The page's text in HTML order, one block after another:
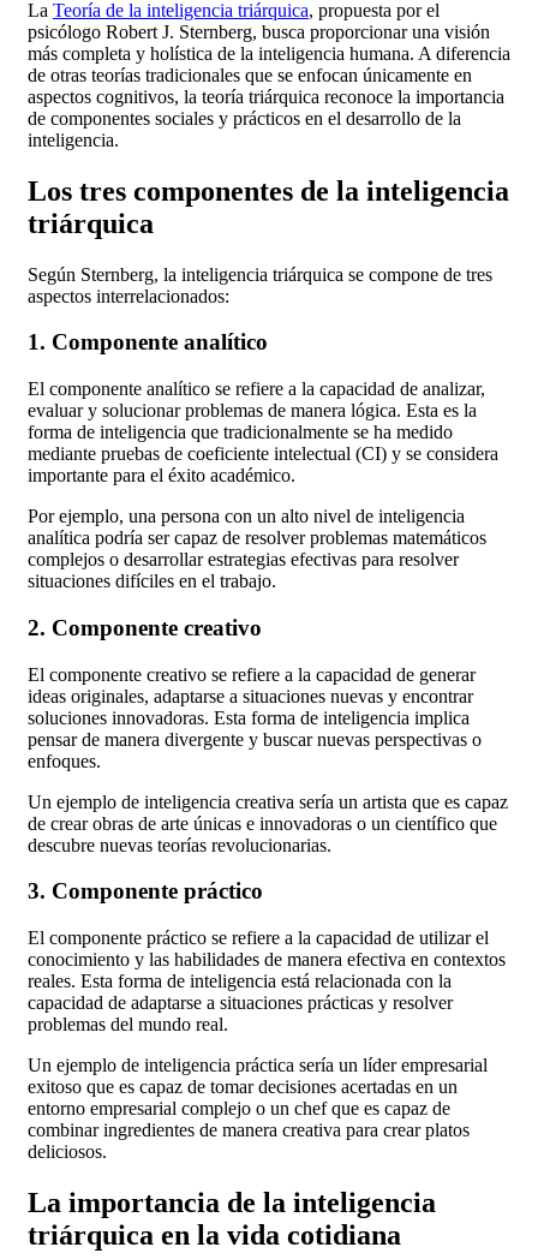
La Teoría de la inteligencia triárquica, propuesta por el
psicólogo Robert J. Sternberg, busca proporcionar una visión
más completa y holística de la inteligencia humana. A diferencia
de otras teorías tradicionales que se enfocan únicamente en
aspectos cognitivos, la teoría triárquica reconoce la importancia
de componentes sociales y prácticos en el desarrollo de la
inteligencia.
Los tres componentes de la inteligencia
triárquica
Según Sternberg, la inteligencia triárquica se compone de tres
aspectos interrelacionados:
1. Componente analítico
El componente analítico se refiere a la capacidad de analizar,
evaluar y solucionar problemas de manera lógica. Esta es la
forma de inteligencia que tradicionalmente se ha medido
mediante pruebas de coeficiente intelectual (CI) y se considera
importante para el éxito académico.
Por ejemplo, una persona con un alto nivel de inteligencia
analítica podría ser capaz de resolver problemas matemáticos
complejos o desarrollar estrategias efectivas para resolver
situaciones difíciles en el trabajo.
2. Componente creativo
El componente creativo se refiere a la capacidad de generar
ideas originales, adaptarse a situaciones nuevas y encontrar
soluciones innovadoras. Esta forma de inteligencia implica
pensar de manera divergente y buscar nuevas perspectivas o
enfoques.
Un ejemplo de inteligencia creativa sería un artista que es capaz
de crear obras de arte únicas e innovadoras o un científico que
descubre nuevas teorías revolucionarias.
3. Componente práctico
El componente práctico se refiere a la capacidad de utilizar el
conocimiento y las habilidades de manera efectiva en contextos
reales. Esta forma de inteligencia está relacionada con la
capacidad de adaptarse a situaciones prácticas y resolver
problemas del mundo real.
Un ejemplo de inteligencia práctica sería un líder empresarial
exitoso que es capaz de tomar decisiones acertadas en un
entorno empresarial complejo o un chef que es capaz de
combinar ingredientes de manera creativa para crear platos
deliciosos.
La importancia de la inteligencia
triárquica en la vida cotidiana